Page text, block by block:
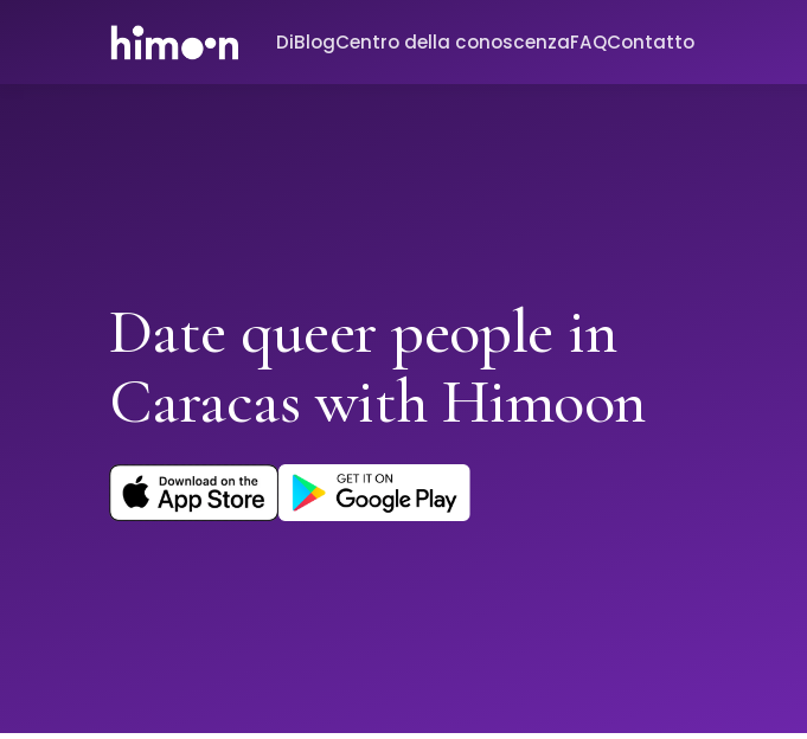
DiBlogCentro della conoscenzaFAQContatto
Date queer people in
Caracas with Himoon